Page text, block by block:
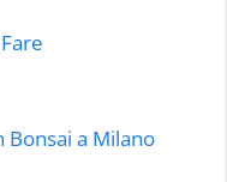
Bonsai a Milano